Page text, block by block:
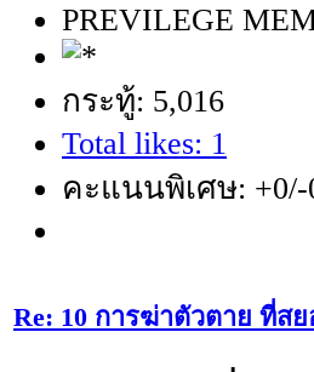
PREVILEGE
กระทู้: 5,016
Total likes: 1
คะแนนพิเศษ: +0/-
Re: 10 การฆ่าตัวตาย ที่ส